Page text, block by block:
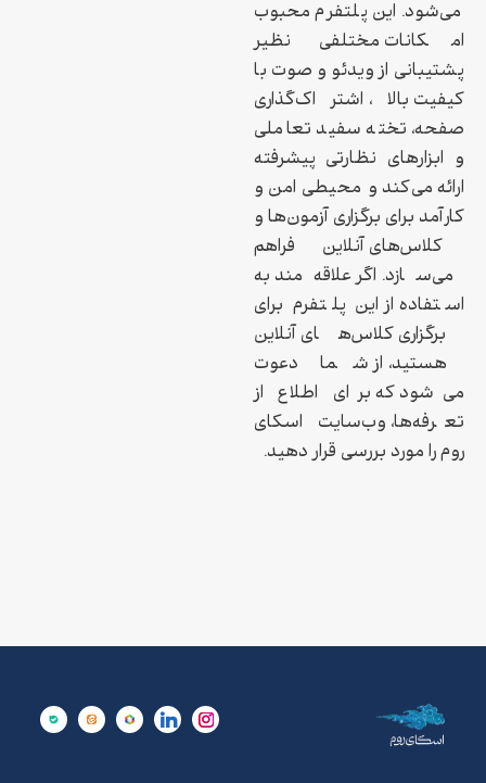
می‌شود. این پلتفرم محبوب
امکانات مختلفی نظیر
پشتیبانی از ویدئو و صوت با
کیفیت بالا، اشتراک‌گذاری
صفحه، تخته سفید تعاملی
و ابزارهای نظارتی پیشرفته
ارائه می‌کند و محیطی امن و
کارآمد برای برگزاری آزمون‌ها و
کلاس‌های آنلاین فراهم
می‌سازد. اگر علاقه‌مند به
استفاده از این پلتفرم برای
برگزاری کلاس‌های آنلاین
هستید، از شما دعوت
می‌شود که برای اطلاع از
تعرفه‌ها، وب‌سایت اسکای
روم را مورد بررسی قرار دهید.